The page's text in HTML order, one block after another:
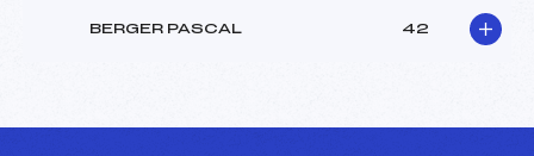
BERGER PASCAL 42